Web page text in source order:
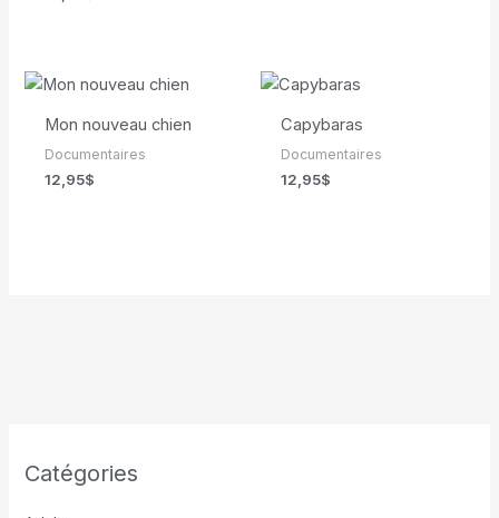
Catégories
Mon nouveau chien
Documentaires
12,95$
Capybaras
Documentaires
12,95$